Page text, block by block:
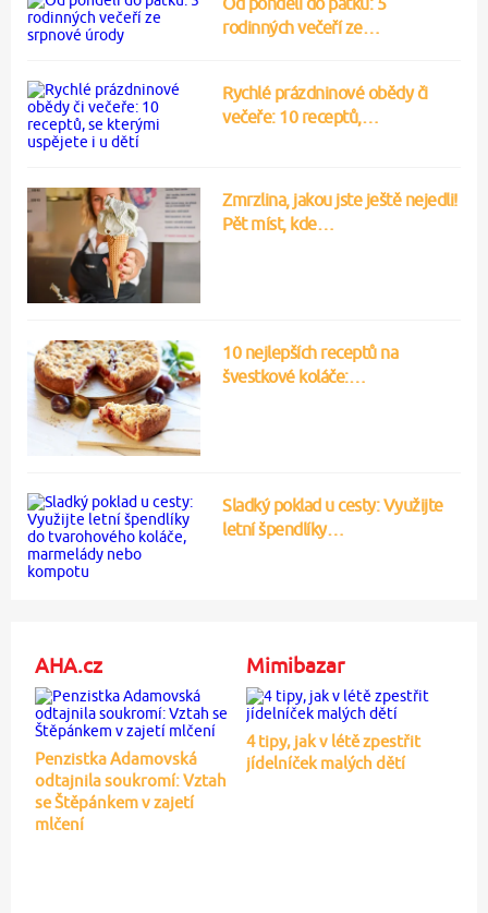
rodinných večeří ze…
Rychlé prázdninové obědy či
večeře: 10 receptů,…
Zmrzlina, jakou jste ještě nejedli!
Pět míst, kde…
10 nejlepších receptů na
švestkové koláče:…
Sladký poklad u cesty: Využijte
letní špendlíky…
AHA.cz
Penzistka Adamovská
odtajnila soukromí: Vztah
se Štěpánkem v zajetí
mlčení
Mimibazar
4 tipy, jak v létě zpestřit
jídelníček malých dětí